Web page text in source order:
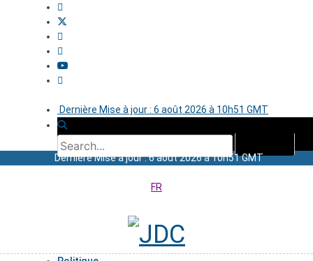
Dernière Mise à jour : 6 août 2026 à 10h51 GMT
Dernière Mise à jour : 6 août 2026 à 10h51 GMT
FR